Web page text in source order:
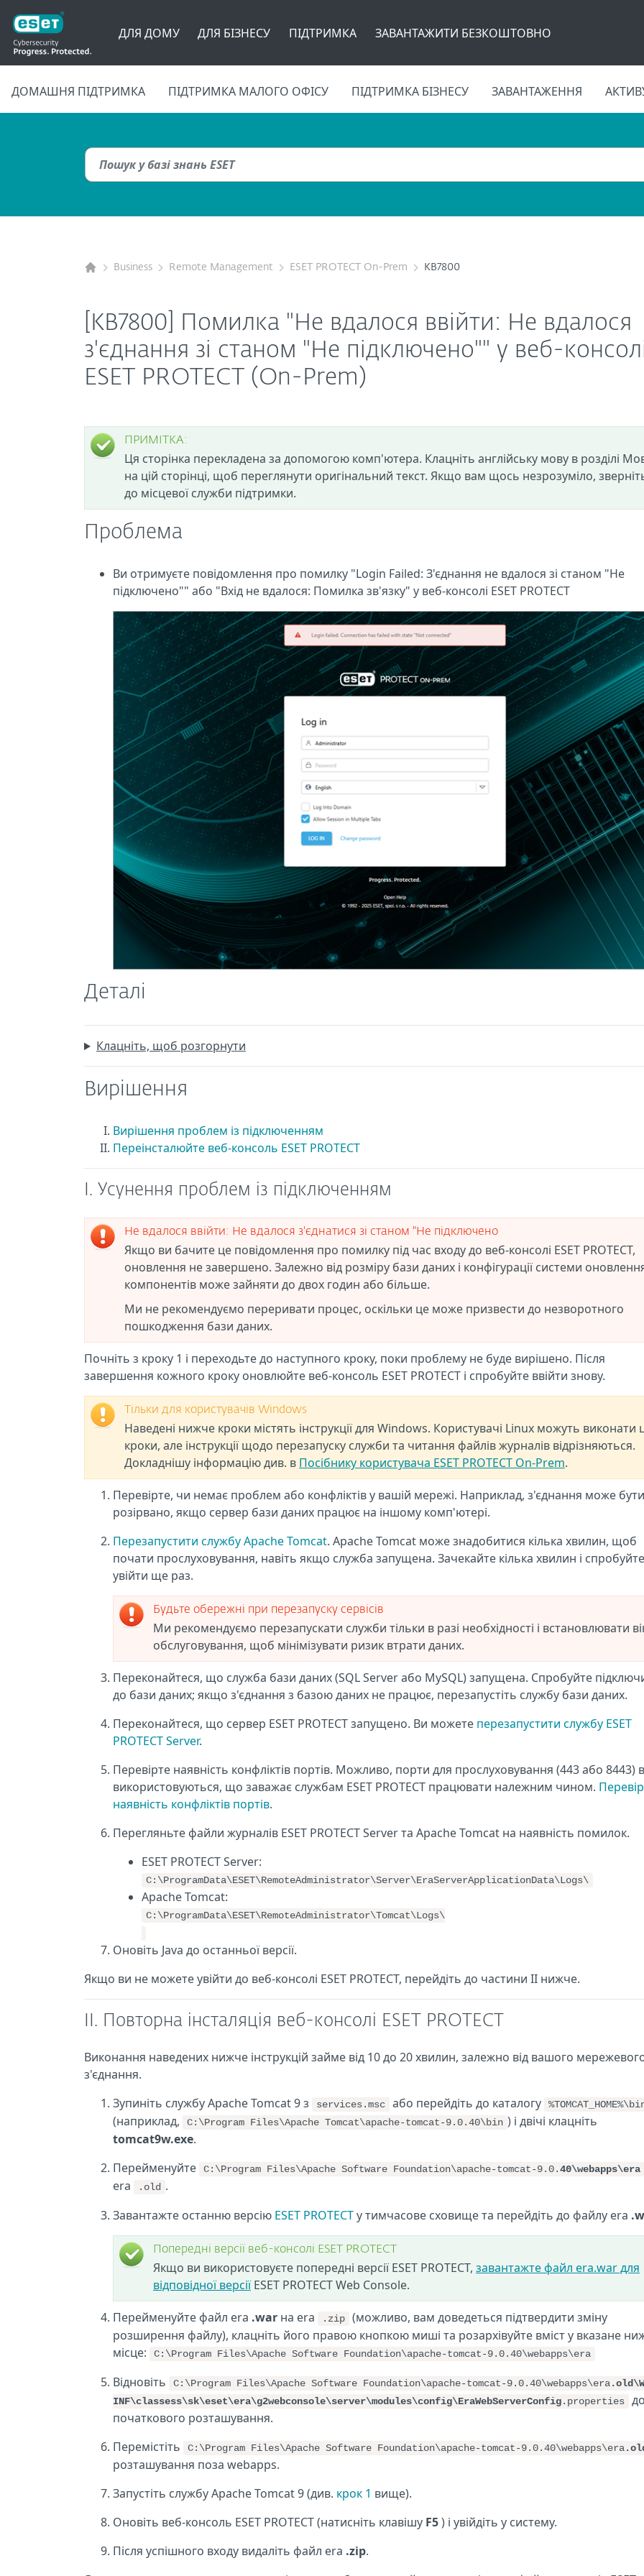
ДЛЯ ДОМУ ДЛЯ БІЗНЕСУ ПІДТРИМКА ЗАВАНТАЖИТИ БЕЗКОШТОВНО
ДОМАШНЯ ПІДТРИМКА ПІДТРИМКА МАЛОГО ОФІСУ ПІДТРИМКА БІЗНЕСУ ЗАВАНТАЖЕННЯ
Business Remote Management ESET PROTECT On-Prem KB7800
[KB7800] Помилка "Не вдалося ввійти: Не вдалося
з'єднання зі станом "Не підключено"" у веб-
ESET PROTECT (On-Prem)
ПРИМІТКА:
Ця сторінка перекладена за допомогою комп'ютера. Клацніть англійську мову в розділі
на цій сторінці, щоб переглянути оригінальний текст. Якщо вам щось незрозуміло,
до місцевої служби підтримки.
Проблема
Ви отримуєте повідомлення про помилку "Login Failed: З'єднання не вдалося зі станом "Не
підключено"" або "Вхід не вдалося: Помилка зв'язку" у веб-консолі ESET PROTECT
Деталі
Клацніть, щоб розгорнути
Вирішення
Вирішення проблем із підключенням
Переінсталюйте веб-консоль ESET PROTECT
I. Усунення проблем із підключенням
Не вдалося ввійти: Не вдалося з'єднатися зі станом "Не підключено
Якщо ви бачите це повідомлення про помилку під час входу до веб-консолі ESET PROTECT,
оновлення не завершено. Залежно від розміру бази даних і конфігурації системи
компонентів може зайняти до двох годин або більше.
Ми не рекомендуємо переривати процес, оскільки це може призвести до незворотного
пошкодження бази даних.
Почніть з кроку 1 і переходьте до наступного кроку, поки проблему не буде вирішено. Після
завершення кожного кроку оновлюйте веб-консоль ESET PROTECT і спробуйте ввійти знову.
Тільки для користувачів Windows
Наведені нижче кроки містять інструкції для Windows. Користувачі Linux можуть виконати
кроки, але інструкції щодо перезапуску служби та читання файлів журналів відрізняються.
Докладнішу інформацію див. в Посібнику користувача ESET PROTECT On-Prem.
Перевірте, чи немає проблем або конфліктів у вашій мережі. Наприклад, з'єднання може бути
розірвано, якщо сервер бази даних працює на іншому комп'ютері.
Перезапустити службу Apache Tomcat. Apache Tomcat може знадобитися кілька хвилин, щоб
почати прослуховування, навіть якщо служба запущена. Зачекайте кілька хвилин і спробуйте
увійти ще раз.
Будьте обережні при перезапуску сервісів
Ми рекомендуємо перезапускати служби тільки в разі необхідності і встановлювати
обслуговування, щоб мінімізувати ризик втрати даних.
Переконайтеся, що служба бази даних (SQL Server або MySQL) запущена. Спробуйте
до бази даних; якщо з'єднання з базою даних не працює, перезапустіть службу бази даних.
Переконайтеся, що сервер ESET PROTECT запущено. Ви можете перезапустити службу ESET
PROTECT Server.
Перевірте наявність конфліктів портів. Можливо, порти для прослуховування (443 або 8443)
використовуються, що заважає службам ESET PROTECT працювати належним чином.
наявність конфліктів портів.
Перегляньте файли журналів ESET PROTECT Server та Apache Tomcat на наявність помилок.
ESET PROTECT Server:
C:\ProgramData\ESET\RemoteAdministrator\Server\EraServerApplicationData\Logs\
Apache Tomcat:
C:\ProgramData\ESET\RemoteAdministrator\Tomcat\Logs\
Оновіть Java до останньої версії.
Якщо ви не можете увійти до веб-консолі ESET PROTECT, перейдіть до частини II нижче.
II. Повторна інсталяція веб-консолі ESET PROTECT
Виконання наведених нижче інструкцій займе від 10 до 20 хвилин, залежно від вашого
з'єднання.
Зупиніть службу Apache Tomcat 9 з
services.msc або перейдіть до каталогу
(наприклад, C:\Program Files\Apache Tomcat\apache-tomcat-9.0.40\bin ) і двічі клацніть
tomcat9w.exe.
Перейменуйте
C:\Program Files\Apache Software Foundation\apache-tomcat-9.0.40\webapps\era
era .old .
Завантажте останню версію ESET PROTECTу тимчасове сховище та перейдіть до файлу era
Попередні версії веб-консолі ESET PROTECT
Якщо ви використовуєте попередні версії ESET PROTECT, завантажте файл era.war для
відповідної версіїESET PROTECT Web Console.
Перейменуйте файл era .war на era .zip
(можливо, вам доведеться підтвердити зміну
розширення файлу), клацніть його правою кнопкою миші та розархівуйте вміст у вказане
місце:
C:\Program Files\Apache Software Foundation\apache-tomcat-9.0.40\webapps\era
Відновіть C:\Program Files\Apache Software Foundation\apache-tomcat-9.0.40\webapps\era
INF\classess\sk\eset\era\g2webconsole\server\modules\config\EraWebServerConfig.properties
початкового розташування.
Перемістіть
C:\Program Files\Apache Software Foundation\apache-tomcat-9.0.40\webapps\era
розташування поза webapps.
Запустіть службу Apache Tomcat 9 (див. крок 1 вище).
Оновіть веб-консоль ESET PROTECT (натисніть клавішу F5) і увійдіть у систему.
Після успішного входу видаліть файл era .zip.